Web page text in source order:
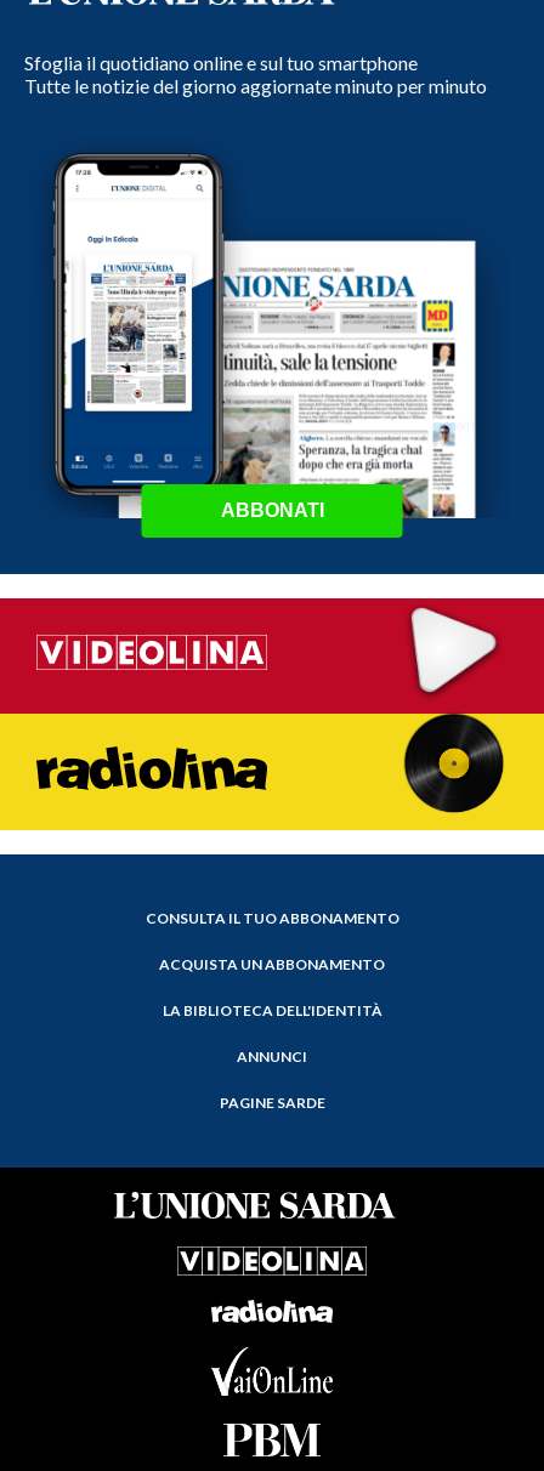
Sfoglia il quotidiano online e sul tuo smartphone
Tutte le notizie del giorno aggiornate minuto per minuto
ABBONATI
CONSULTA IL TUO ABBONAMENTO
ACQUISTA UN ABBONAMENTO
LA BIBLIOTECA DELL'IDENTITÀ
ANNUNCI
PAGINE SARDE